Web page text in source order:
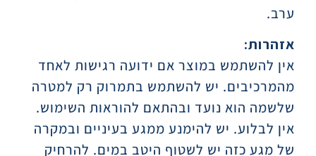
ערב.
אזהרות:
אין להשתמש במוצר אם ידועה רגישות לאחד
מהמרכיבים. יש להשתמש בתמרוק רק למטרה
שלשמה הוא נועד ובהתאם להוראות השימוש.
אין לבלוע. יש להימנע ממגע בעיניים ובמקרה
של מגע כזה יש לשטוף היטב במים. להרחיק